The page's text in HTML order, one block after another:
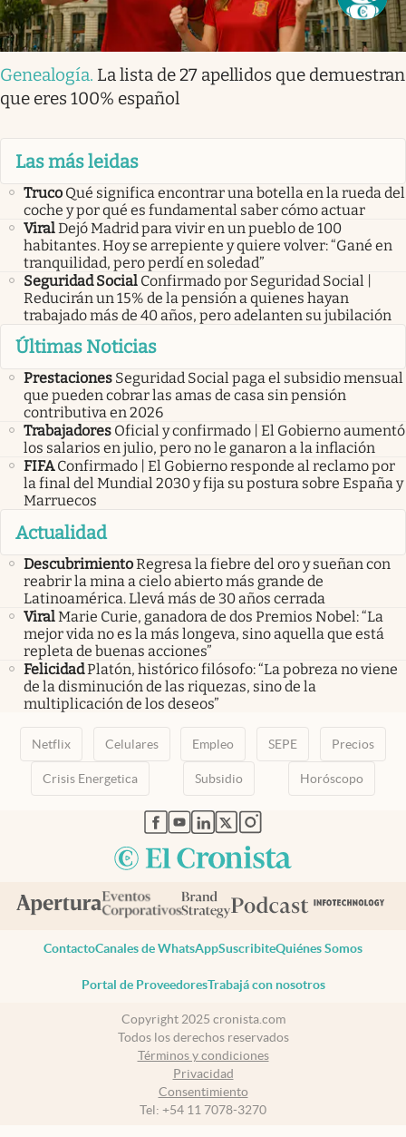
Genealogía. La lista de 27 apellidos que demuestran
que eres 100% español
Las más leidas
Truco Qué significa encontrar una botella en la rueda del
coche y por qué es fundamental saber cómo actuar
ViralDejó Madrid para vivir en un pueblo de 100
habitantes. Hoy se arrepiente y quiere volver: “Gané en
tranquilidad, pero perdí en soledad”
Seguridad Social Confirmado por Seguridad Social |
Reducirán un 15% de la pensión a quienes hayan
trabajado más de 40 años, pero adelanten su jubilación
Últimas Noticias
Prestaciones Seguridad Social paga el subsidio mensual
que pueden cobrar las amas de casa sin pensión
contributiva en 2026
Trabajadores Oficial y confirmado | El Gobierno aumentó
los salarios en julio, pero no le ganaron a la inflación
FIFA Confirmado | El Gobierno responde al reclamo por
la final del Mundial 2030 y fija su postura sobre España y
Marruecos
Actualidad
DescubrimientoRegresa la fiebre del oro y sueñan con
reabrir la mina a cielo abierto más grande de
Latinoamérica. Llevá más de 30 años cerrada
ViralMarie Curie, ganadora de dos Premios Nobel: “La
mejor vida no es la más longeva, sino aquella que está
repleta de buenas acciones”
FelicidadPlatón, histórico filósofo: “La pobreza no viene
de la disminución de las riquezas, sino de la
multiplicación de los deseos”
Netflix Celulares Empleo SEPE Precios
Crisis Energetica Subsidio Horóscopo
abre en nueva pestaña
abre en nueva pestaña
abre en nueva pestaña
abre en nueva pestaña
abre en nueva pestaña
ContactoCanales de WhatsAppSuscribiteQuiénes Somos
Portal de ProveedoresTrabajá con nosotros
Copyright 2025 cronista.com
Todos los derechos reservados
Términos y condiciones
Privacidad
Consentimiento
Tel: +54 11 7078-3270